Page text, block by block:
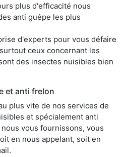
plus d'efficacité nous
anti guêpe les plus
d'experts pour vous défaire
ceux concernant les
des insectes nuisibles bien
et anti frelon
plus vite de nos services de
et spécialement anti
vous fournissons, vous
en nous appelant, soit en